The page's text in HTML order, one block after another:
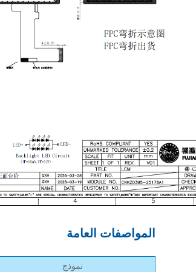
المواصفات العامة
نموذج